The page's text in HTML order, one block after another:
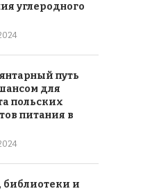
углеродного
путь
для
польских
питания в
и